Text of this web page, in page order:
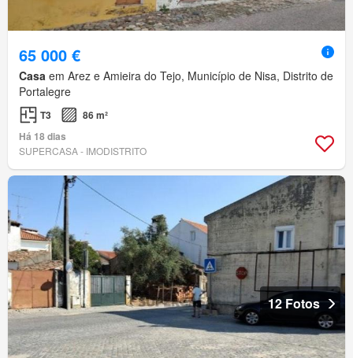
65 000 €
Casa em Arez e Amieira do Tejo, Município de Nisa, Distrito de
Portalegre
T3
86 m²
Há 18 dias
SUPERCASA - IMODISTRITO
12 Fotos